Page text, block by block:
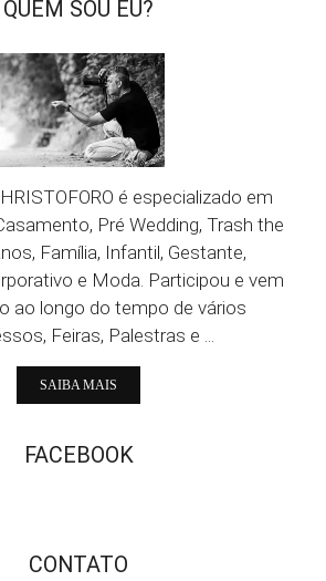
QUEM SOU EU?
é especializado em
Pré Wedding, Trash the
Família, Infantil, Gestante,
e Moda. Participou e vem
ao longo do tempo de vários
Feiras, Palestras e ...
SAIBA MAIS
FACEBOOK
CONTATO